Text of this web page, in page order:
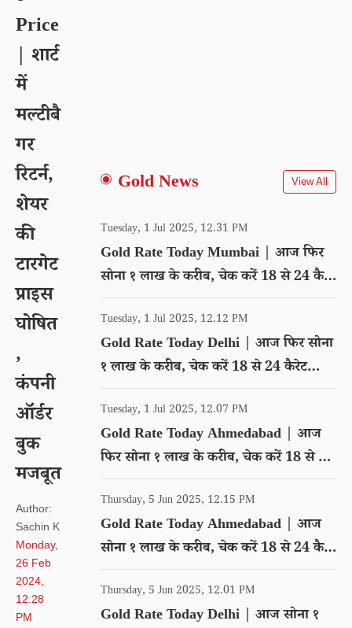
Price
| शार्ट
में
मल्टीबै
गर
रिटर्न,
शेयर
की
टारगेट
प्राइस
घोषित
,
कंपनी
ऑर्डर
बुक
मजबूत
Author:
Sachin K
Monday,
26 Feb
2024,
12.28
PM
Gold News View All
Tuesday, 1 Jul 2025, 12.31 PM
Gold Rate Today Mumbai | आज फिर
सोना १ लाख के करीब, चेक करें 18 से 24 कैरेट
गोल्ड का रेट
Tuesday, 1 Jul 2025, 12.12 PM
Gold Rate Today Delhi | आज फिर सोना
१ लाख के करीब, चेक करें 18 से 24 कैरेट
गोल्ड का रेट
Tuesday, 1 Jul 2025, 12.07 PM
Gold Rate Today Ahmedabad | आज
फिर सोना १ लाख के करीब, चेक करें 18 से 24
कैरेट गोल्ड का रेट
Thursday, 5 Jun 2025, 12.15 PM
Gold Rate Today Ahmedabad | आज
सोना १ लाख के करीब, चेक करें 18 से 24 कैरेट
गोल्ड का रेट
Thursday, 5 Jun 2025, 12.01 PM
Gold Rate Today Delhi | आज सोना १